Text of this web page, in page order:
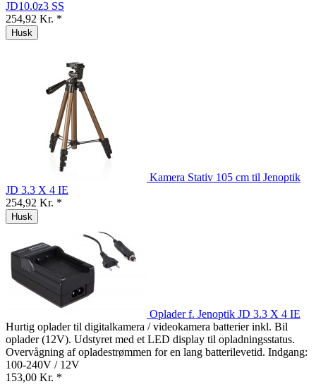
JD10.0z3 SS
254,92 Kr. *
Husk
Kamera Stativ 105 cm til Jenoptik
JD 3.3 X 4 IE
254,92 Kr. *
Husk
Oplader f. Jenoptik JD 3.3 X 4 IE
Hurtig oplader til digitalkamera / videokamera batterier inkl. Bil
oplader (12V). Udstyret med et LED display til opladningsstatus.
Overvågning af opladestrømmen for en lang batterilevetid. Indgang:
100-240V / 12V
153,00 Kr. *